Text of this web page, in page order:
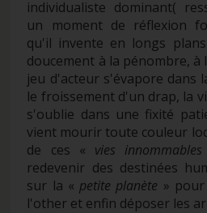
individualiste dominant(
un moment de réflexion
qu'il invente en longs
doucement à la pénombre, à
jeu d'acteur s'évapore dans
le froissement d'un drap, la
s'oublie dans une fixité
vient mourir toute couleur
de ces « vies innommables
redevenir des destinées
sur la « petite planète »
l'other et enfin déposer les